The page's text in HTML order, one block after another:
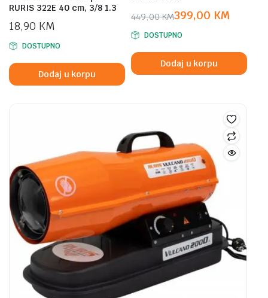
RURIS 322E 40 cm, 3/8 1.3
18,90 KM
DOSTUPNO
Dodaj u korpu
449,00KM
Original
price
was:
449,00 KM.
399,00 KM
Current
price
is:
399,00 KM.
DOSTUPNO
Dodaj u korpu